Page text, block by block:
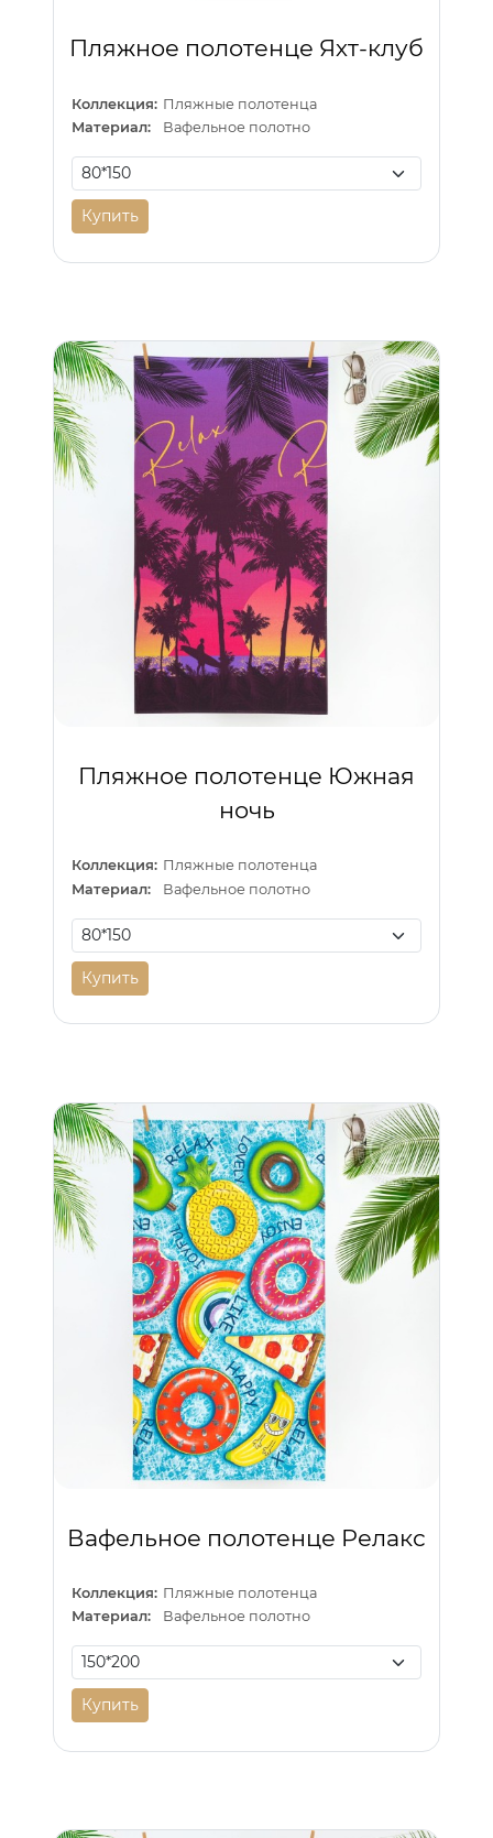
Пляжное полотенце Яхт-клуб
Коллекция: Пляжные полотенца
Материал:
Вафельное полотно
Купить
Пляжное полотенце Южная
ночь
Коллекция: Пляжные полотенца
Материал:
Вафельное полотно
Купить
Вафельное полотенце Релакс
Коллекция: Пляжные полотенца
Материал:
Вафельное полотно
Купить